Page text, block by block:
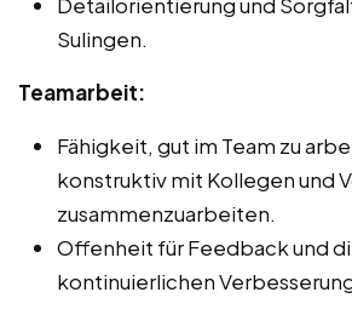
Sulingen.
Teamarbeit:
Fähigkeit, gut im Team zu
konstruktiv mit Kollegen und
zusammenzuarbeiten.
Offenheit für Feedback und
kontinuierlichen